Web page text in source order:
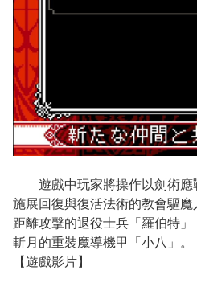
遊戲中玩家將操作以劍術應
施展回復與復活法術的教會驅
距離攻擊的退役士兵「羅伯特
斬月的重裝魔導機甲「小八」。
【遊戲影片】